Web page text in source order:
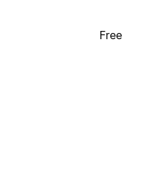
Free